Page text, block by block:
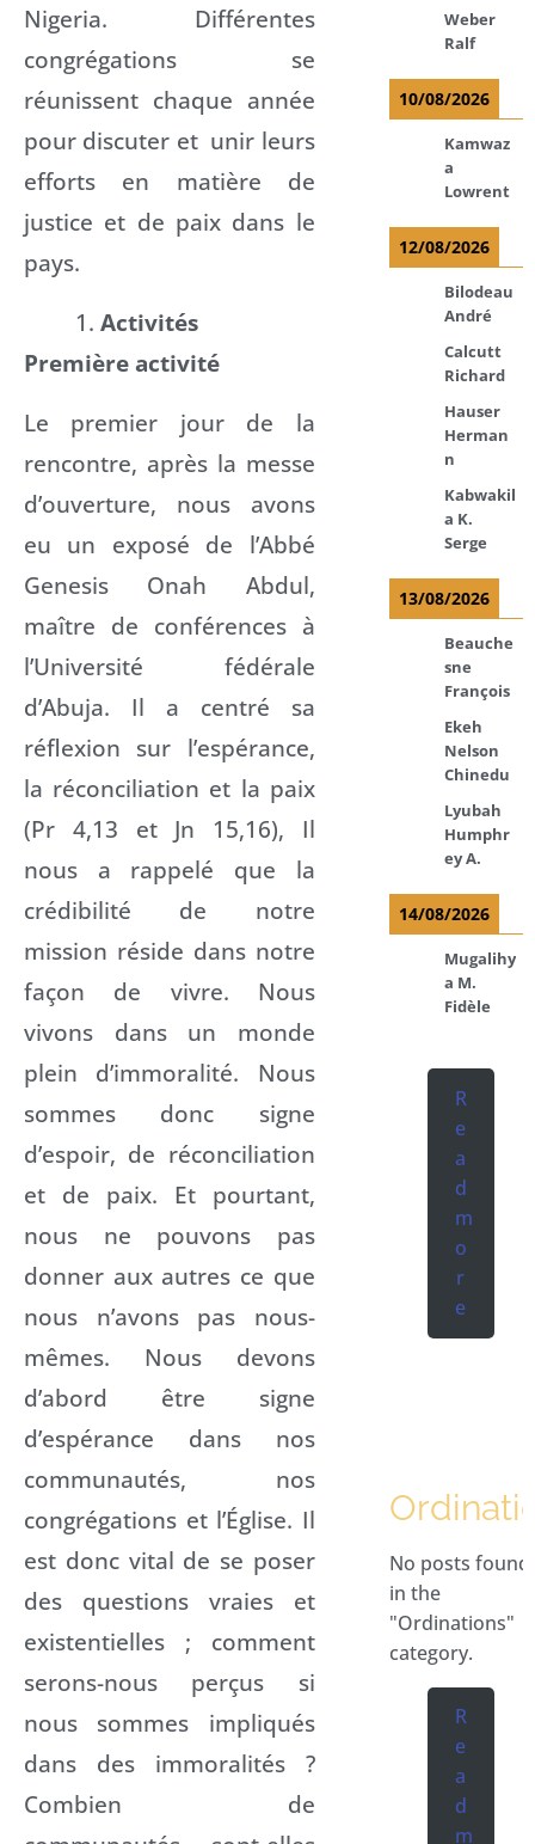
Nigeria. Différentes
congrégations se
réunissent chaque année
pour discuter et unir leurs
efforts en matière de
justice et de paix dans le
pays.
Activités
Première activité
Le premier jour de la
rencontre, après la messe
d’ouverture, nous avons
eu un exposé de l’Abbé
Genesis Onah Abdul,
maître de conférences à
l’Université fédérale
d’Abuja. Il a centré sa
réflexion sur l’espérance,
la réconciliation et la paix
(Pr 4,13 et Jn 15,16), Il
nous a rappelé que la
crédibilité de notre
mission réside dans notre
façon de vivre. Nous
vivons dans un monde
plein d’immoralité. Nous
sommes donc signe
d’espoir, de réconciliation
et de paix. Et pourtant,
nous ne pouvons pas
donner aux autres ce que
nous n’avons pas nous-
mêmes. Nous devons
d’abord être signe
d’espérance dans nos
communautés, nos
congrégations et l’Église. Il
est donc vital de se poser
des questions vraies et
existentielles ; comment
serons-nous perçus si
nous sommes impliqués
dans des immoralités ?
Combien de
Weber
Ralf
10/08/2026
Kamwaz
a
Lowrent
12/08/2026
Bilodeau
André
Calcutt
Richard
Hauser
Herman
n
Kabwakil
a K.
Serge
13/08/2026
Beauche
sne
François
Ekeh
Nelson
Chinedu
Lyubah
Humphr
ey A.
14/08/2026
Mugalihy
a M.
Fidèle
R
e
a
d
m
o
r
e
No posts found
in the
"Ordinations"
category.
R
e
a
d
m